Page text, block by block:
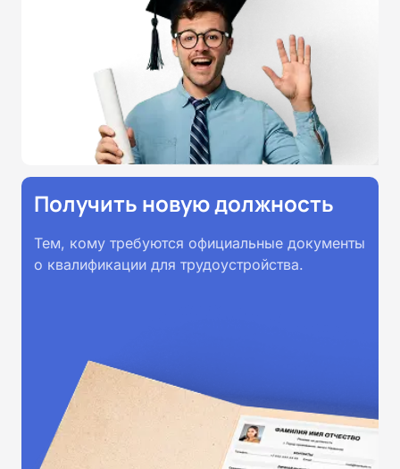
Получить новую должность
Тем, кому требуются официальные документы
о квалификации для трудоустройства.